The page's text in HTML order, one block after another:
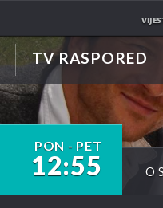
TV RASPORED
PON - PET
12:55 O